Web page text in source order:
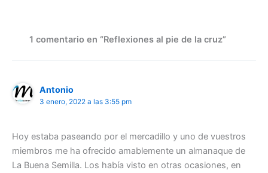
1 comentario en “Reflexiones al pie de la cruz”
Antonio
3 enero, 2022 a las 3:55 pm
Hoy estaba paseando por el mercadillo y uno de vuestros
miembros me ha ofrecido amablemente un almanaque de
La Buena Semilla. Los había visto en otras ocasiones, en